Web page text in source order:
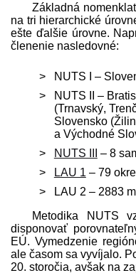
Základná
na tri hierarchické
ešte ďalšie úrovne.
členenie nasledovné:
NUTS I –
NUTS II –
(Trnavský,
Slovensko
a Východné
NUTS III
– 8
LAU 1 – 79
LAU 2 – 2883
Metodika NUTS
disponovať
EÚ. Vymedzenie
ale časom sa vyvíjalo.
20. storočia, avšak na